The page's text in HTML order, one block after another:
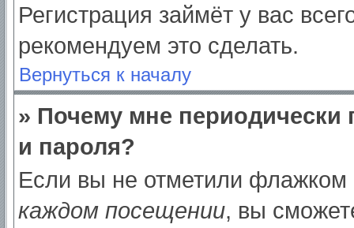
Регистрация займёт у вас
рекомендуем это сделать.
Вернуться к началу
» Почему мне периодически
и пароля?
Если вы не отметили флажком
каждом посещении, вы